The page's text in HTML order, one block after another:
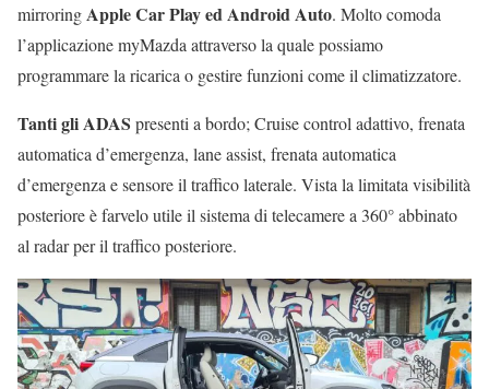
mirroringApple Car Play ed Android Auto. Molto comoda
l’applicazione myMazda attraverso la quale possiamo
programmare la ricarica o gestire funzioni come il climatizzatore.
Tanti gli ADAS presenti a bordo; Cruise control adattivo, frenata
automatica d’emergenza, lane assist, frenata automatica
d’emergenza e sensore il traffico laterale. Vista la limitata visibilità
posteriore è farvelo utile il sistema di telecamere a 360° abbinato
al radar per il traffico posteriore.